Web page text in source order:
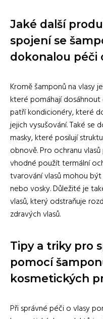
Jaké další
spojení se
dokonalou péči
Kromě šamponů na vlasy
které pomáhají
patří kondicionéry, které
jejich vysušování. Také
masky, které posilují
obnově. Pro ochranu
vhodné použít termální
tvarování vlasů mohou
nebo vosky. Důležité je
vlasů, který odstraňuje
zdravých vlasů.
Tipy a triky pro
pomocí
kosmetických
Při správné péči o vlasy